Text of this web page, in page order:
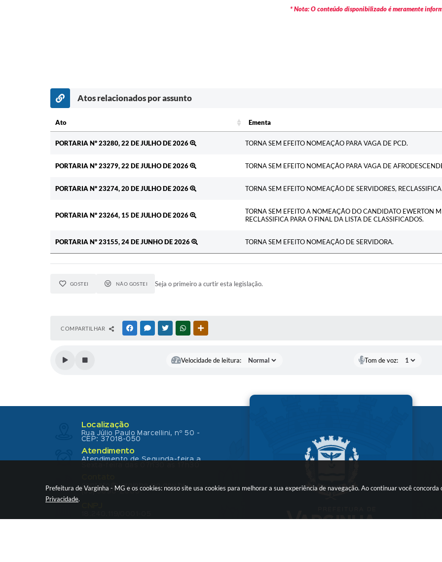
Prefeitura de Varginha - MG e os cookies: nosso site usa cookies para melhorar a sua experiência de navegação. Ao continuar você concorda
Privacidade.
* Nota: O conteúdo disponibilizado é meramente
Atos relacionados por assunto
Ato
Ementa
PORTARIA Nº 23280, 22 DE JULHO DE 2026
TORNA SEM EFEITO NOMEAÇÃO PARA VAGA DE PCD.
PORTARIA Nº 23279, 22 DE JULHO DE 2026 TORNA SEM EFEITO NOMEAÇÃO PARA VAGA DE
PORTARIA Nº 23274, 20 DE JULHO DE 2026 TORNA SEM EFEITO NOMEAÇÃO DE SERVIDORES,
PORTARIA Nº 23264, 15 DE JULHO DE 2026
TORNA SEM EFEITO A NOMEAÇÃO DO CANDIDATO EWERTON
RECLASSIFICA PARA O FINAL DA LISTA DE CLASSIFICADOS.
PORTARIA Nº 23155, 24 DE JUNHO DE 2026 TORNA SEM EFEITO NOMEAÇÃO DE SERVIDORA.
GOSTEI NÃO GOSTEI Seja o primeiro a curtir esta legislação.
COMPARTILHAR FACEBOOKMESSENGER
TWITTERWHATSAPP
Velocidade de leitura: Tom de voz:
Localização
Rua Júlio Paulo Marcellini, nº 50 -
CEP: 37018-050
Atendimento
Atendimento de Segunda-feira a
contato@varginha.mg.gov.br
(35) 3690-2000